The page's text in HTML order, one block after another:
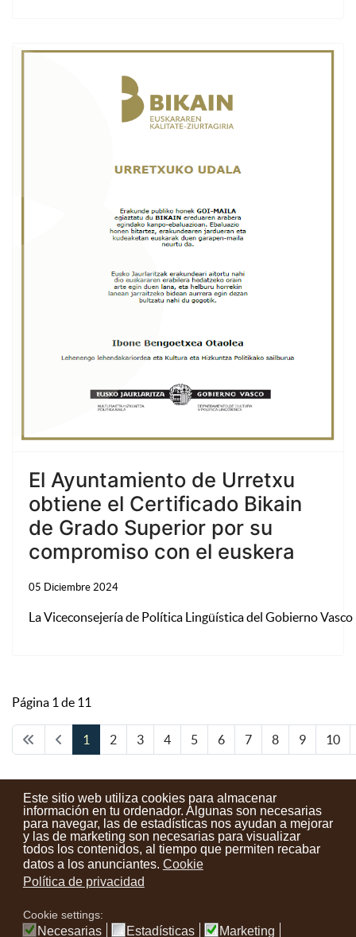
Este sitio web utiliza cookies para almacenar
información en tu ordenador. Algunas son necesarias
para navegar, las de estadísticas nos ayudan a mejorar
y las de marketing son necesarias para visualizar
todos los contenidos, al tiempo que permiten recabar
datos a los anunciantes. Cookie
Política de privacidad
Cookie settings:
Necesarias Estadísticas Marketing
El Ayuntamiento de Urretxu
obtiene el Certificado Bikain
de Grado Superior por su
compromiso con el euskera
05 Diciembre 2024
La Viceconsejería de Política Lingüística del Gobierno
Página 1 de 11
1 2 3 4 5 6 7 8 9 10
Contactos Condiciones de uso Aviso legal
Noticias
Tu opinión cuenta